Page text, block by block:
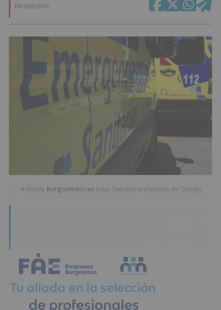
Redacción
★Añade BurgosNoticias a tus fuentes preferidas de Google